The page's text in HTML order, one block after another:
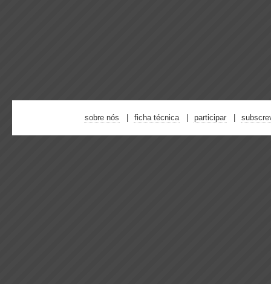
sobre nós ficha técnica participar